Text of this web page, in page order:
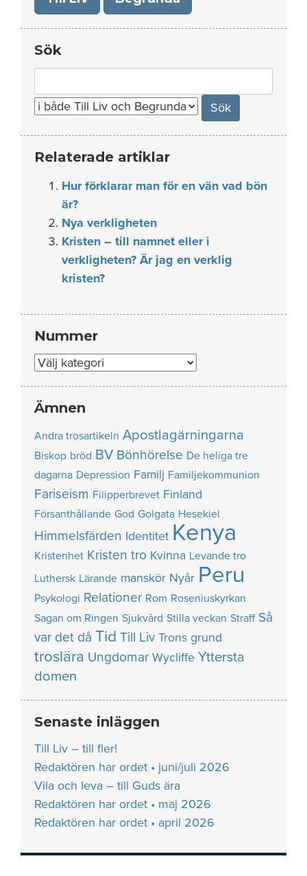
Sök
for:
Relaterade artiklar
Hur förklarar man för en vän vad bön
är?
Nya verkligheten
Kristen – till namnet eller i
verkligheten? Är jag en verklig
kristen?
Nummer
Nummer
Ämnen
Andra trosartikeln Apostlagärningarna
Biskop bröd BV Bönhörelse De heliga tre
dagarna Depression Familj Familjekommunion
Fariseism Filipperbrevet Finland
Försanthållande God Golgata Hesekiel
Himmelsfärden Identitet Kenya
Kristenhet Kristen tro Kvinna Levande tro
Luthersk Lärande manskör Nyår Peru
Psykologi Relationer Rom Roseniuskyrkan
Sagan om Ringen Sjukvård Stilla veckan Straff Så
var det då Tid Till Liv Trons grund
troslära Ungdomar Wycliffe Yttersta
domen
Senaste inläggen
Till Liv – till fler!
Redaktören har ordet • juni/juli 2026
Vila och leva – till Guds ära
Redaktören har ordet • maj 2026
Redaktören har ordet • april 2026